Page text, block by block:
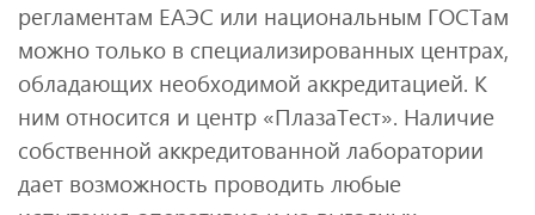
регламентам ЕАЭС или национальным ГОСТам
можно только в специализированных центрах,
обладающих необходимой аккредитацией. К
ним относится и центр «ПлазаТест». Наличие
собственной аккредитованной лаборатории
дает возможность проводить любые